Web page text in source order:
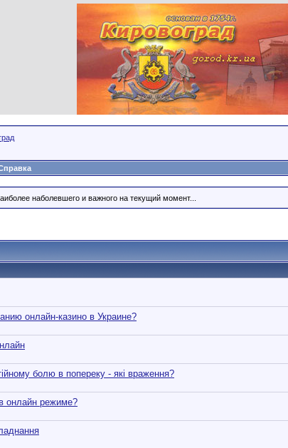
наболевшего и важного на текущий момент...
онлайн-казино в Украине?
болю в попереку - які враження?
онлайн режиме?